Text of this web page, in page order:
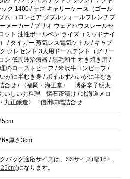
ック 1400 / モズ キャリーケース（ゴール
ム コロンビア ダブルウォールフレンチプ
メーカー / ブリオ ウェアハウスレールセ
ット 油性ボールペン ライズ（ミッドナイ
/ タイガー 蒸気レス電気ケトル / キャプ
クレセント 3人用ドームテント（グリー
ン 低周波治療器 / 黒毛和牛 すき焼き用 /
のローストビーフ / 米沢牛コンビーフ /
がに半むき身 / ボイルずわいがに半むき
合せ / 〈福岡・海正堂〉 博多辛子明太
いしいお料理 懐石茶漬け / 北海道メロ
丸正醸造〉 信州味噌詰合せ
厚さ3cm
バッグ適応サイズは、 SSサイズ(幅16×
になります。